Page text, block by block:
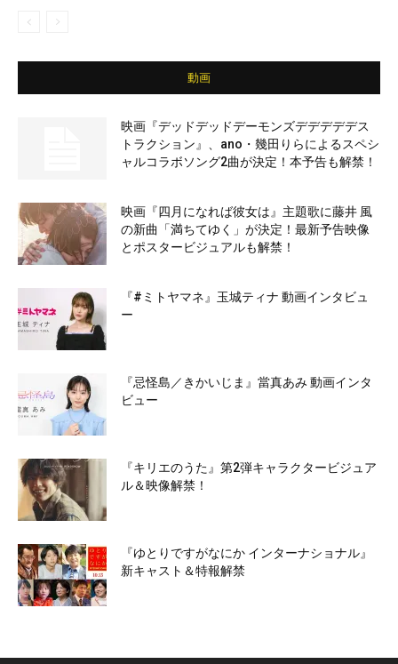
動画
映画『デッドデッドデーモンズデデデデデス
トラクション』、ano・幾田りらによるスペシ
ャルコラボソング2曲が決定！本予告も解禁！
映画『四月になれば彼女は』主題歌に藤井 風
の新曲「満ちてゆく」が決定！最新予告映像
とポスタービジュアルも解禁！
『#ミトヤマネ』玉城ティナ 動画インタビュ
ー
『忌怪島／きかいじま』當真あみ 動画インタ
ビュー
『キリエのうた』第2弾キャラクタービジュア
ル＆映像解禁！
『ゆとりですがなにか インターナショナル』
新キャスト＆特報解禁